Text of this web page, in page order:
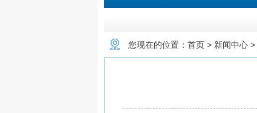
您现在的位置： 首页 > 新闻中心 >